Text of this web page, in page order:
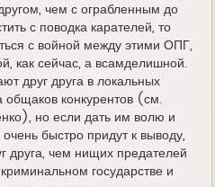
чем с ограбленным до
с поводка карателей, то
с войной между этими ОПГ,
как сейчас, а всамделишной.
друг друга в локальных
общаков конкурентов (см.
но если дать им волю и
быстро придут к выводу,
друга, чем нищих предателей
государстве и